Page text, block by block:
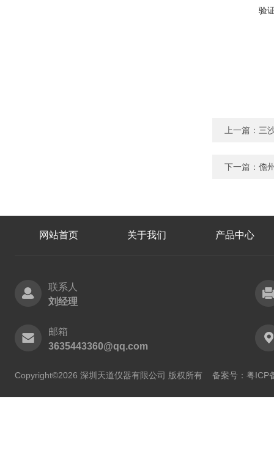
验
上一篇： 三
下一篇： 儋
网站首页 关于我们 产品中心
联系人
刘经理
邮箱
3635443360@qq.com
Copyright©2026 深圳天道仪器有限公司 版权所有 备案号：粤ICP